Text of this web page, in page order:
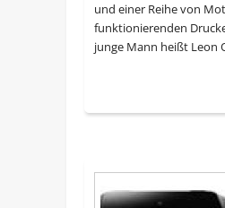
und einer Reihe von
funktionierenden
junge Mann heißt Leon